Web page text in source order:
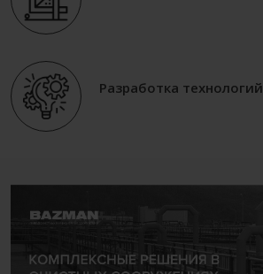
Разработка технологий